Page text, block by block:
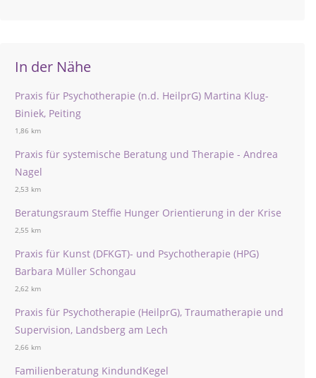
In der Nähe
Praxis für Psychotherapie (n.d. HeilprG) Martina Klug-
Biniek, Peiting
1,86 km
Praxis für systemische Beratung und Therapie - Andrea
Nagel
2,53 km
Beratungsraum Steffie Hunger Orientierung in der Krise
2,55 km
Praxis für Kunst (DFKGT)- und Psychotherapie (HPG)
Barbara Müller Schongau
2,62 km
Praxis für Psychotherapie (HeilprG), Traumatherapie und
Supervision, Landsberg am Lech
2,66 km
Familienberatung KindundKegel